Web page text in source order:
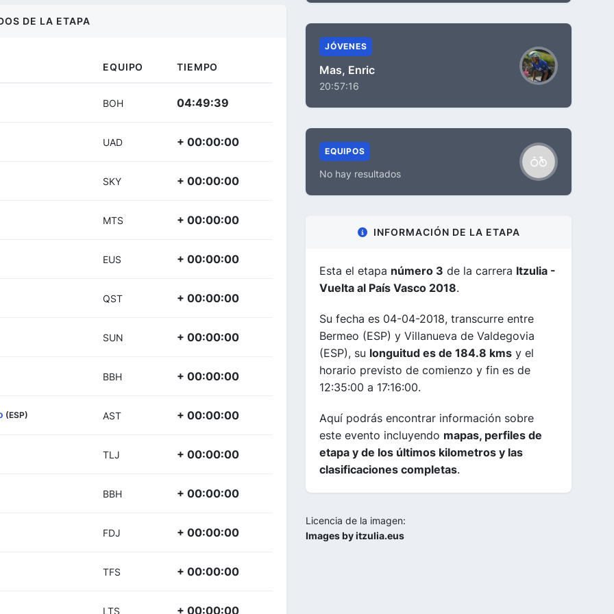
DE LA ETAPA
EQUIPO TIEMPO
BOH 04:49:39
UAD + 00:00:00
SKY + 00:00:00
MTS + 00:00:00
EUS + 00:00:00
QST + 00:00:00
SUN + 00:00:00
BBH + 00:00:00
(ESP) AST + 00:00:00
TLJ + 00:00:00
BBH + 00:00:00
FDJ + 00:00:00
TFS + 00:00:00
LTS + 00:00:00
JÓVENES
Mas, Enric
20:57:16
EQUIPOS
No hay resultados
INFORMACIÓN DE LA ETAPA
Esta el etapa número 3 de la carrera Itzulia -
Vuelta al País Vasco 2018.
Su fecha es 04-04-2018, transcurre entre
Bermeo (ESP) y Villanueva de Valdegovia
(ESP), su longuitud es de 184.8 kms y el
horario previsto de comienzo y fin es de
12:35:00 a 17:16:00.
Aquí podrás encontrar información sobre
este evento incluyendo mapas, perfiles de
etapa y de los últimos kilometros y las
clasificaciones completas.
Licencia de la imagen:
Images by itzulia.eus